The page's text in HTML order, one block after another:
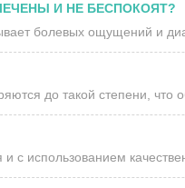
И НЕ БЕСПОКОЯТ?
болевых ощущений и
до такой степени, что
использованием